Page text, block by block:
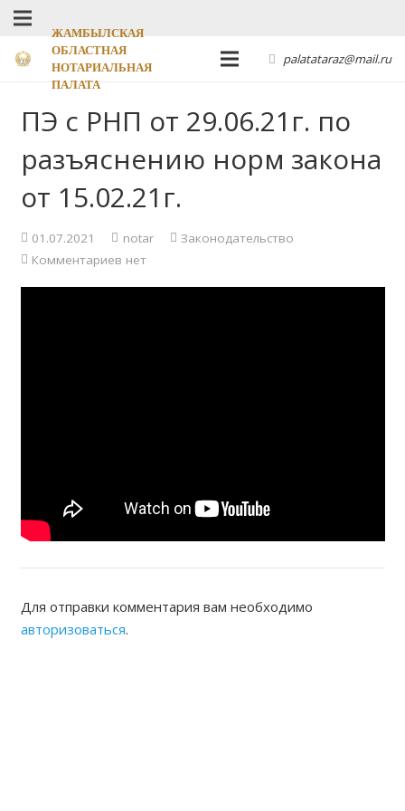
ЖАМБЫЛСКАЯ
ОБЛАСТНАЯ
НОТАРИАЛЬНАЯ
ПАЛАТА
palatataraz@mail.ru
ПЭ с РНП от 29.06.21г. по
разъяснению норм закона
от 15.02.21г.
01.07.2021 notar
Законодательство
Комментариев нет
Для отправки комментария вам необходимо
авторизоваться.